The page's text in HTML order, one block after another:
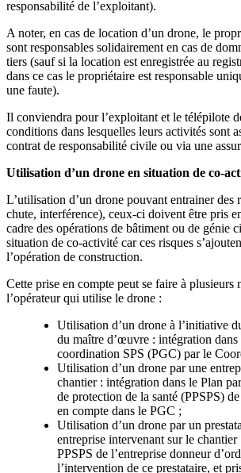
responsabilité de l’exploitant).
A noter, en cas de location d’un drone, le
sont responsables solidairement en cas de
tiers (sauf si la location est enregistrée au
dans ce cas le propriétaire est responsable
une faute).
Il conviendra pour l’exploitant et le télépilote
conditions dans lesquelles leurs activités sont
contrat de responsabilité civile ou via une
Utilisation d’un drone en situation de co-
L’utilisation d’un drone pouvant entrainer des
chute, interférence), ceux-ci doivent être pris
cadre des opérations de bâtiment ou de génie
situation de co-activité car ces risques
l’opération de construction.
Cette prise en compte peut se faire à plusieurs
l’opérateur qui utilise le drone :
Utilisation d’un drone à l’initiative
du maître d’œuvre : intégration dans
coordination SPS (PGC) par le
Utilisation d’un drone par une
chantier : intégration dans le Plan
de protection de la santé (PPSPS)
en compte dans le PGC ;
Utilisation d’un drone par un
entreprise intervenant sur le
PPSPS de l’entreprise donneur
l’intervention de ce prestataire, et